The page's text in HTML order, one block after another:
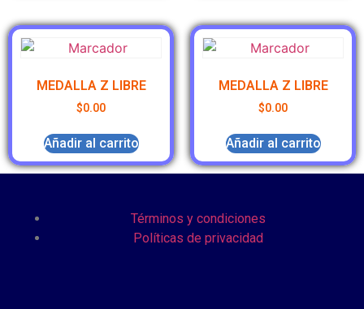
MEDALLA Z LIBRE
$0.00
Añadir al carrito
MEDALLA Z LIBRE
$0.00
Añadir al carrito
Términos y condiciones
Políticas de privacidad